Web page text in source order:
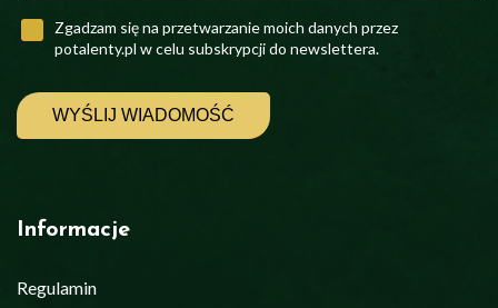
Zgadzam się na przetwarzanie moich danych przez
potalenty.pl w celu subskrypcji do newslettera.
Informacje
Regulamin